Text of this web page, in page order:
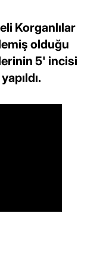
Korganlılar
olduğu
5' incisi